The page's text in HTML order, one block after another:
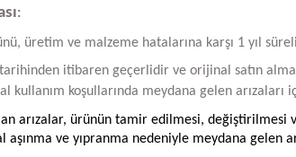
:
üretim ve malzeme hatalarına karşı 1 yıl
itibaren geçerlidir ve orijinal satın
kullanım koşullarında meydana gelen arızaları
arızalar, ürünün tamir edilmesi, değiştirilmesi
aşınma ve yıpranma nedeniyle meydana gelen